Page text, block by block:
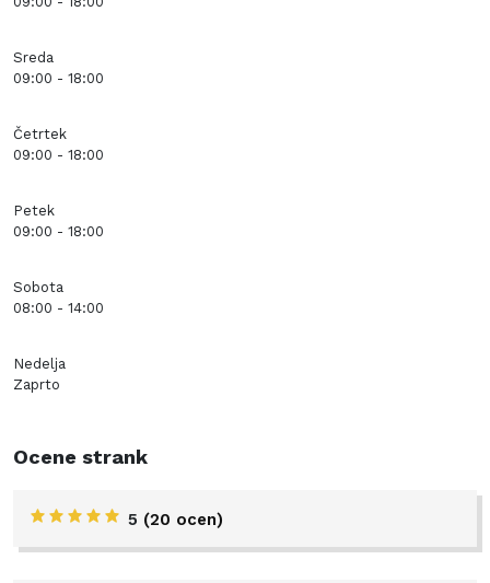
Sreda
09:00 - 18:00
Četrtek
09:00 - 18:00
Petek
09:00 - 18:00
Sobota
08:00 - 14:00
Nedelja
Zaprto
Ocene strank
5 (20 ocen)